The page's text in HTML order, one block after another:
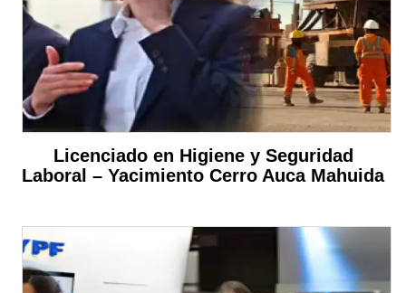
Licenciado en Higiene y Seguridad
Laboral – Yacimiento Cerro Auca Mahuida